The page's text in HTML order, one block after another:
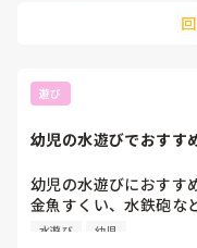
てます。そのワードを
悪いことをしたことへ
とではない時もあるし)
得できるよう丁寧に行
す。
1日に何10回も「ごめ
を聞いてるのが、しん
もし、我が子がこんな
遊び
幼児の水遊びでおすす
幼児の水遊びにおすす
金魚すくい、水鉄砲な
他の園ではやってない
水遊び 幼児